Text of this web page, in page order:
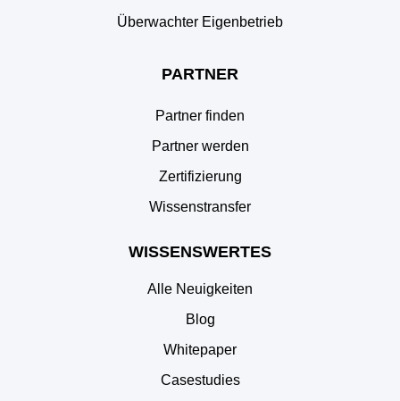
Überwachter Eigenbetrieb
PARTNER
Partner finden
Partner werden
Zertifizierung
Wissenstransfer
WISSENSWERTES
Alle Neuigkeiten
Blog
Whitepaper
Casestudies